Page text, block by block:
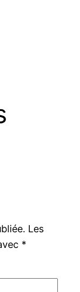
Les
*